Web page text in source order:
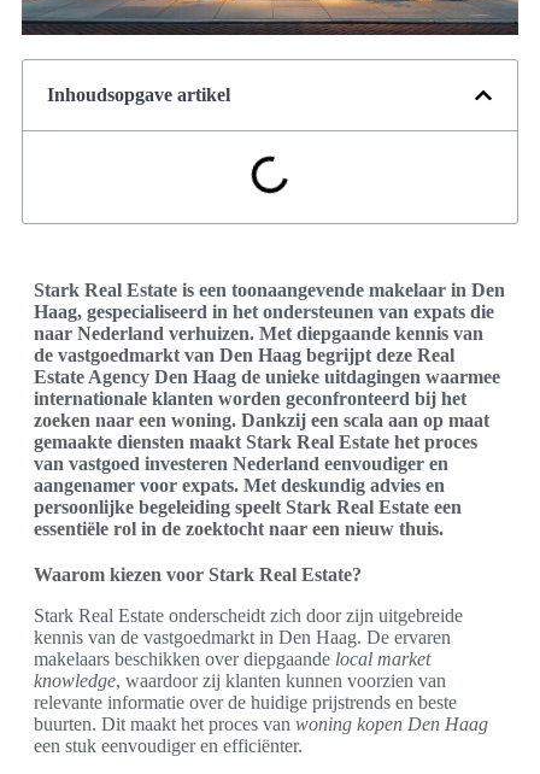
Inhoudsopgave artikel
Stark Real Estate is een toonaangevende makelaar in Den
Haag, gespecialiseerd in het ondersteunen van expats die
naar Nederland verhuizen. Met diepgaande kennis van
de vastgoedmarkt van Den Haag begrijpt deze Real
Estate Agency Den Haag de unieke uitdagingen waarmee
internationale klanten worden geconfronteerd bij het
zoeken naar een woning. Dankzij een scala aan op maat
gemaakte diensten maakt Stark Real Estate het proces
van vastgoed investeren Nederland eenvoudiger en
aangenamer voor expats. Met deskundig advies en
persoonlijke begeleiding speelt Stark Real Estate een
essentiële rol in de zoektocht naar een nieuw thuis.
Waarom kiezen voor Stark Real Estate?
Stark Real Estate onderscheidt zich door zijn uitgebreide
kennis van de vastgoedmarkt in Den Haag. De ervaren
makelaars beschikken over diepgaande local market
knowledge, waardoor zij klanten kunnen voorzien van
relevante informatie over de huidige prijstrends en beste
buurten. Dit maakt het proces van woning kopen Den Haag
een stuk eenvoudiger en efficiënter.